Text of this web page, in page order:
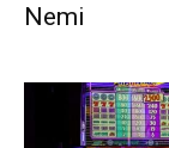
Nemi